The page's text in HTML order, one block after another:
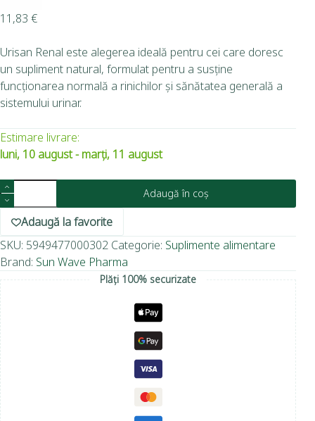
11,83 €
Urisan Renal este alegerea ideală pentru cei care doresc
un supliment natural, formulat pentru a susține
funcționarea normală a rinichilor și sănătatea generală a
sistemului urinar.
Estimare livrare:
luni, 10 august - marți, 11 august
Adaugă în coș
Adaugă la favorite
SKU: 5949477000302 Categorie: Suplimente alimentare
Brand: Sun Wave Pharma
Plăți 100% securizate